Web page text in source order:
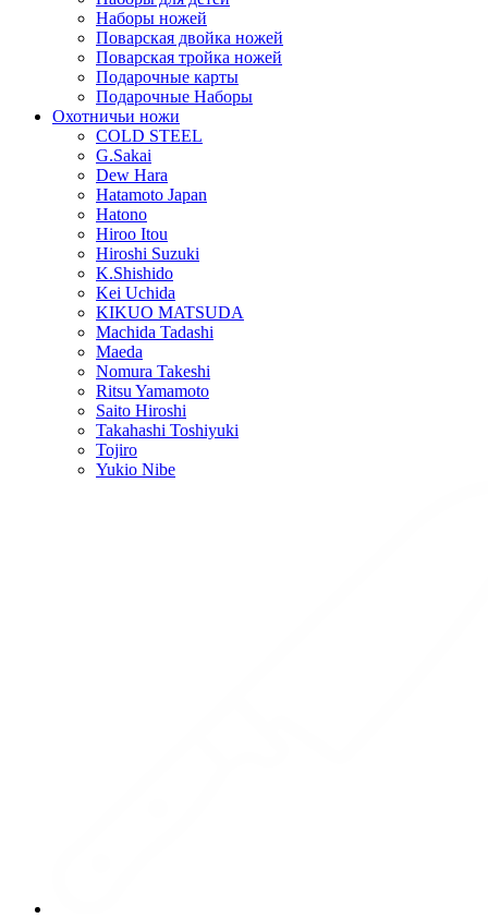
Наборы ножей
Поварская двойка ножей
Поварская тройка ножей
Подарочные карты
Подарочные Наборы
Охотничьи ножи
COLD STEEL
G.Sakai
Dew Hara
Hatamoto Japan
Hatono
Hiroo Itou
Hiroshi Suzuki
K.Shishido
Kei Uchida
KIKUO MATSUDA
Machida Tadashi
Maeda
Nomura Takeshi
Ritsu Yamamoto
Saito Hiroshi
Takahashi Toshiyuki
Tojiro
Yukio Nibe